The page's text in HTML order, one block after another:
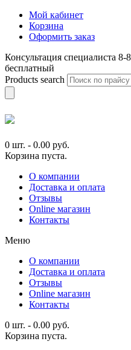
Мой кабинет
Корзина
Оформить заказ
Консультация специалиста 8-
бесплатный
Products search
0 шт. - 0.00 руб.
Корзина пуста.
О компании
Доставка и оплата
Отзывы
Online магазин
Контакты
Меню
О компании
Доставка и оплата
Отзывы
Online магазин
Контакты
0 шт. - 0.00 руб.
Корзина пуста.